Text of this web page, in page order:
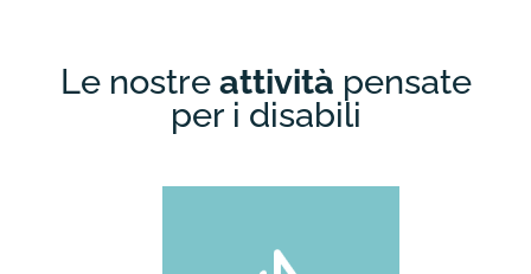
Le nostre attività pensate
per i disabili